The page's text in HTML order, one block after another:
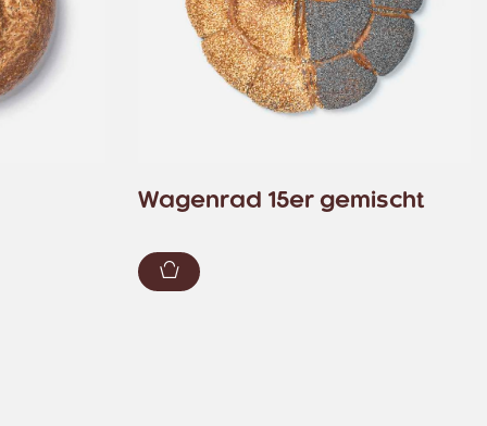
Wagenrad 15er gemischt
Zum Warenkorb hinzufügen